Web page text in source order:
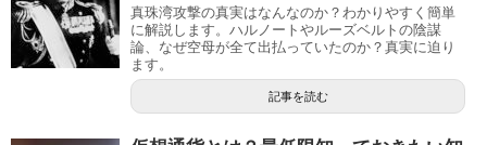
真珠湾攻撃の真実はなんなのか？わかりやすく簡単
に解説します。ハルノートやルーズベルトの陰謀
論、なぜ空母が全て出払っていたのか？真実に迫り
ます。
記事を読む